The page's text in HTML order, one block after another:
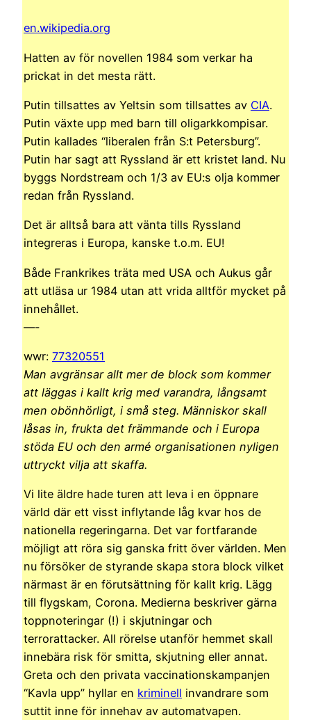
en.wikipedia.org
Hatten av för novellen 1984 som verkar ha
prickat in det mesta rätt.
Putin tillsattes av Yeltsin som tillsattes av CIA.
Putin växte upp med barn till oligarkkompisar.
Putin kallades “liberalen från S:t Petersburg”.
Putin har sagt att Ryssland är ett kristet land. Nu
byggs Nordstream och 1/3 av EU:s olja kommer
redan från Ryssland.
Det är alltså bara att vänta tills Ryssland
integreras i Europa, kanske t.o.m. EU!
Både Frankrikes träta med USA och Aukus går
att utläsa ur 1984 utan att vrida alltför mycket på
innehållet.
—-
wwr: 77320551
Man avgränsar allt mer de block som kommer
att läggas i kallt krig med varandra, långsamt
men obönhörligt, i små steg. Människor skall
låsas in, frukta det främmande och i Europa
stöda EU och den armé organisationen nyligen
uttryckt vilja att skaffa.
Vi lite äldre hade turen att leva i en öppnare
värld där ett visst inflytande låg kvar hos de
nationella regeringarna. Det var fortfarande
möjligt att röra sig ganska fritt över världen. Men
nu försöker de styrande skapa stora block vilket
närmast är en förutsättning för kallt krig. Lägg
till flygskam, Corona. Medierna beskriver gärna
toppnoteringar (!) i skjutningar och
terrorattacker. All rörelse utanför hemmet skall
innebära risk för smitta, skjutning eller annat.
Greta och den privata vaccinationskampanjen
“Kavla upp” hyllar en kriminell invandrare som
suttit inne för innehav av automatvapen.